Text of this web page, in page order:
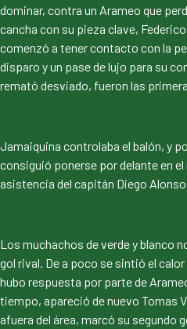
dominar, contra un Arameo que
cancha con su pieza clave,
comenzó a tener contacto con la
disparo y un pase de lujo para su
remató desviado, fueron las
Jamaiquina controlaba el balón, y
consiguió ponerse por delante en el
asistencia del capitán Diego
Los muchachos de verde y blanco
gol rival. De a poco se sintió el
hubo respuesta por parte de
tiempo, apareció de nuevo Tomas
afuera del área, marcó su segundo